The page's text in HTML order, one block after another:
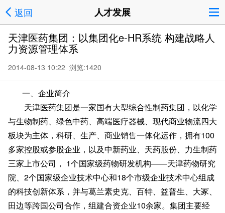
返回 人才发展
天津医药集团：以集团化e-HR系统 构建战略人
力资源管理体系
2014-08-13 10:22 浏览:1420
一、企业简介
天津医药集团是一家国有大型综合性制药集团，以化学
与生物制药、绿色中药、高端医疗器械、现代商业物流四大
板块为主体，科研、生产、商业销售一体化运作，拥有100
多家控股或参股企业，以及中新药业、天药股份、力生制药
三家上市公司， 1个国家级药物研发机构——天津药物研究
院、2个国家级企业技术中心和18个市级企业技术中心组成
的科技创新体系，并与葛兰素史克、百特、益普生、大冢、
田边等跨国公司合作，组建合资企业10余家。集团主要经